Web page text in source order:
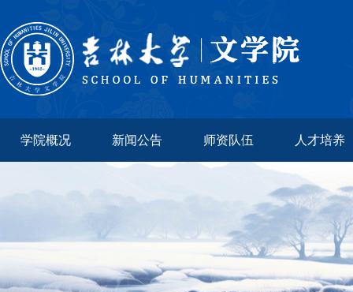
学院概况 新闻公告 师资队伍 人才培养